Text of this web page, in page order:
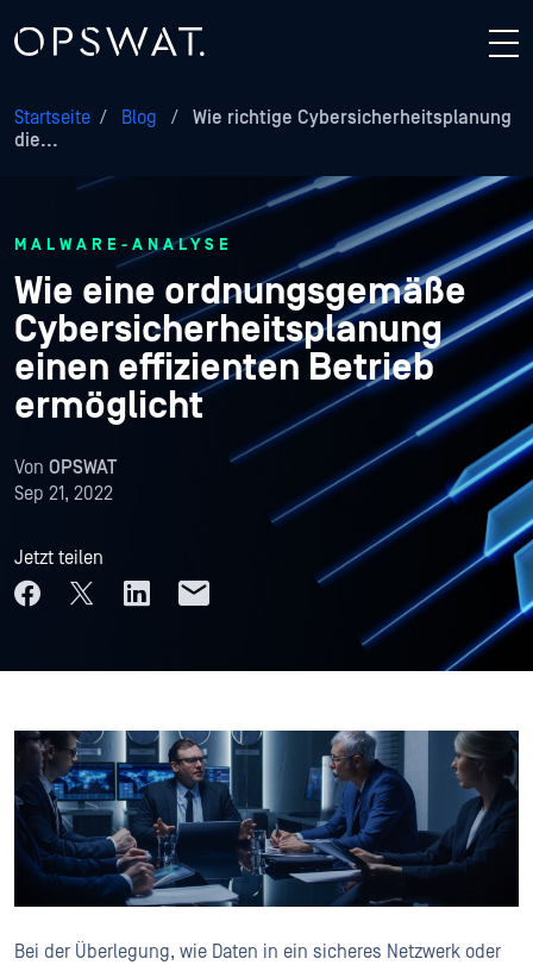
Startseite / Blog /
Wie richtige Cybersicherheitsplanung
die...
MALWARE-ANALYSE
Wie eine ordnungsgemäße
Cybersicherheitsplanung
einen effizienten Betrieb
ermöglicht
Von OPSWAT
Sep 21, 2022
Jetzt teilen
Bei der Überlegung, wie Daten in ein sicheres Netzwerk oder